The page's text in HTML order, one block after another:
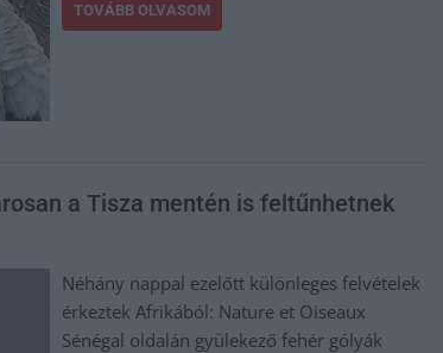
TOVÁBB OLVASOM
a Tisza mentén is feltűnhetnek
Néhány nappal ezelőtt különleges felvételek
érkeztek Afrikából: Nature et Oiseaux
Sénégal oldalán gyülekező fehér gólyák